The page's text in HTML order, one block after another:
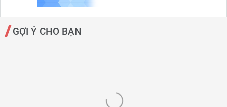
GỢI Ý CHO BẠN